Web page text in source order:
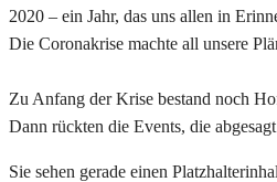
2020 – ein Jahr, das uns allen in
Die Coronakrise machte all unsere
Zu Anfang der Krise bestand noch
Dann rückten die Events, die
Sie sehen gerade einen